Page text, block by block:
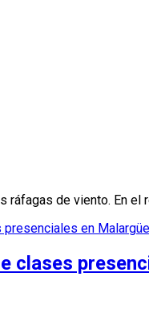
de viento. En
en
clases